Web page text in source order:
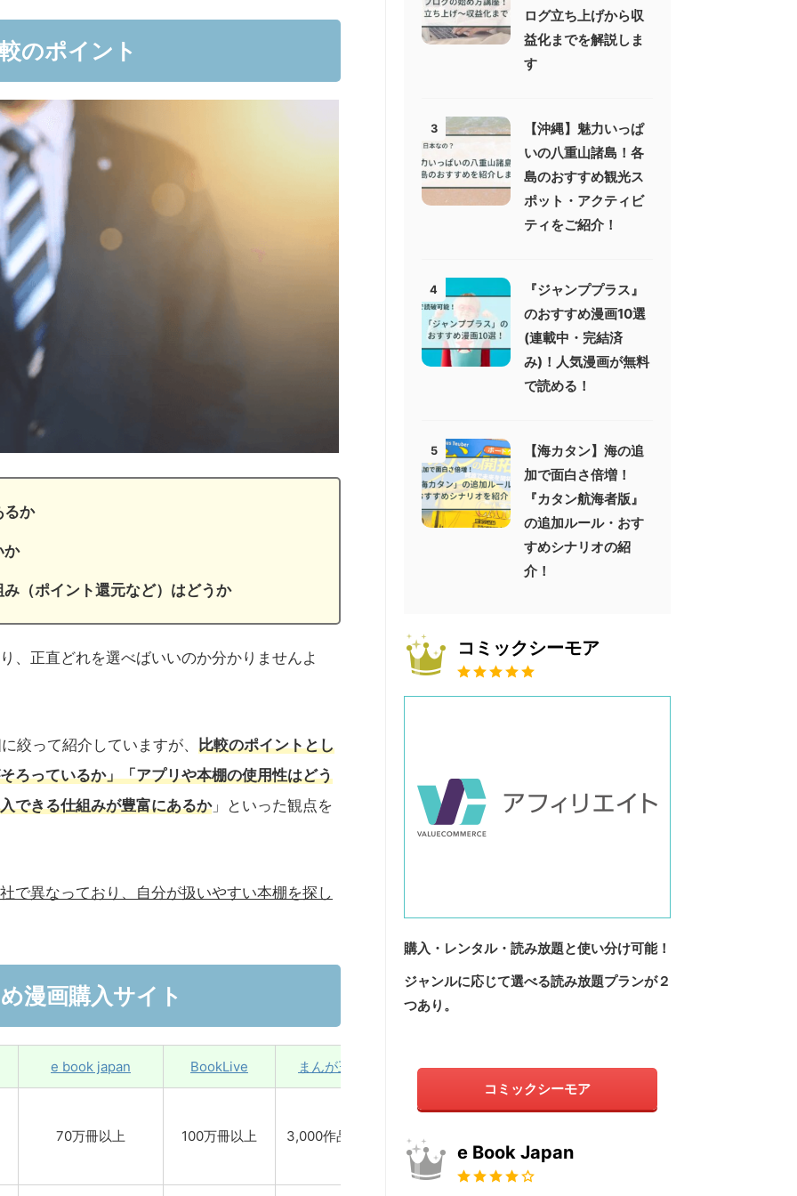
のポイント
るか
か
（ポイント還元など）はどうか
、正直どれを選べばいいのか分かりませんよ
絞って紹介していますが、 比較のポイントとし
ろっているか」「アプリや本棚の使用性はどう
できる仕組みが豊富にあるか」といった観点を
で異なっており、自分が扱いやすい本棚を探し
漫画購入サイト
e book japan BookLive まんが王国 Kindle Unlimited 楽天Kobo
70万冊以上 100万冊以上 3,000作品以上
200万冊以上
kindleは700万冊以上
ログ立ち上げから収
益化までを解説しま
す
3
【沖縄】魅力いっぱ
いの八重山諸島！各
島のおすすめ観光ス
ポット・アクティビ
ティをご紹介！
4
『ジャンププラス』
のおすすめ漫画10選
(連載中・完結済
み)！人気漫画が無料
で読める！
5
【海カタン】海の追
加で面白さ倍増！
『カタン航海者版』
の追加ルール・おす
すめシナリオの紹
介！
コミックシーモア
購入・レンタル・読み放題と使い分け可能！
ジャンルに応じて選べる読み放題プランが２
つあり。
コミックシーモア
e Book Japan